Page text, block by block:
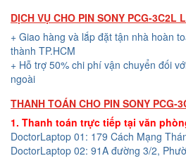
DỊCH VỤ CHO PIN SONY PCG-3C2L
+ Giao hàng và lắp đặt tận nhà hoàn
thành TP.HCM
+ Hỗ trợ 50% chi phí vận chuyển đối
ngoài
THANH TOÁN CHO PIN SONY PCG-
1. Thanh toán trực tiếp tại văn
DoctorLaptop 01: 179 Cách Mạng
DoctorLaptop 02: 91A đường 3/2,